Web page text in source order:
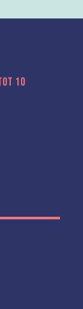
10